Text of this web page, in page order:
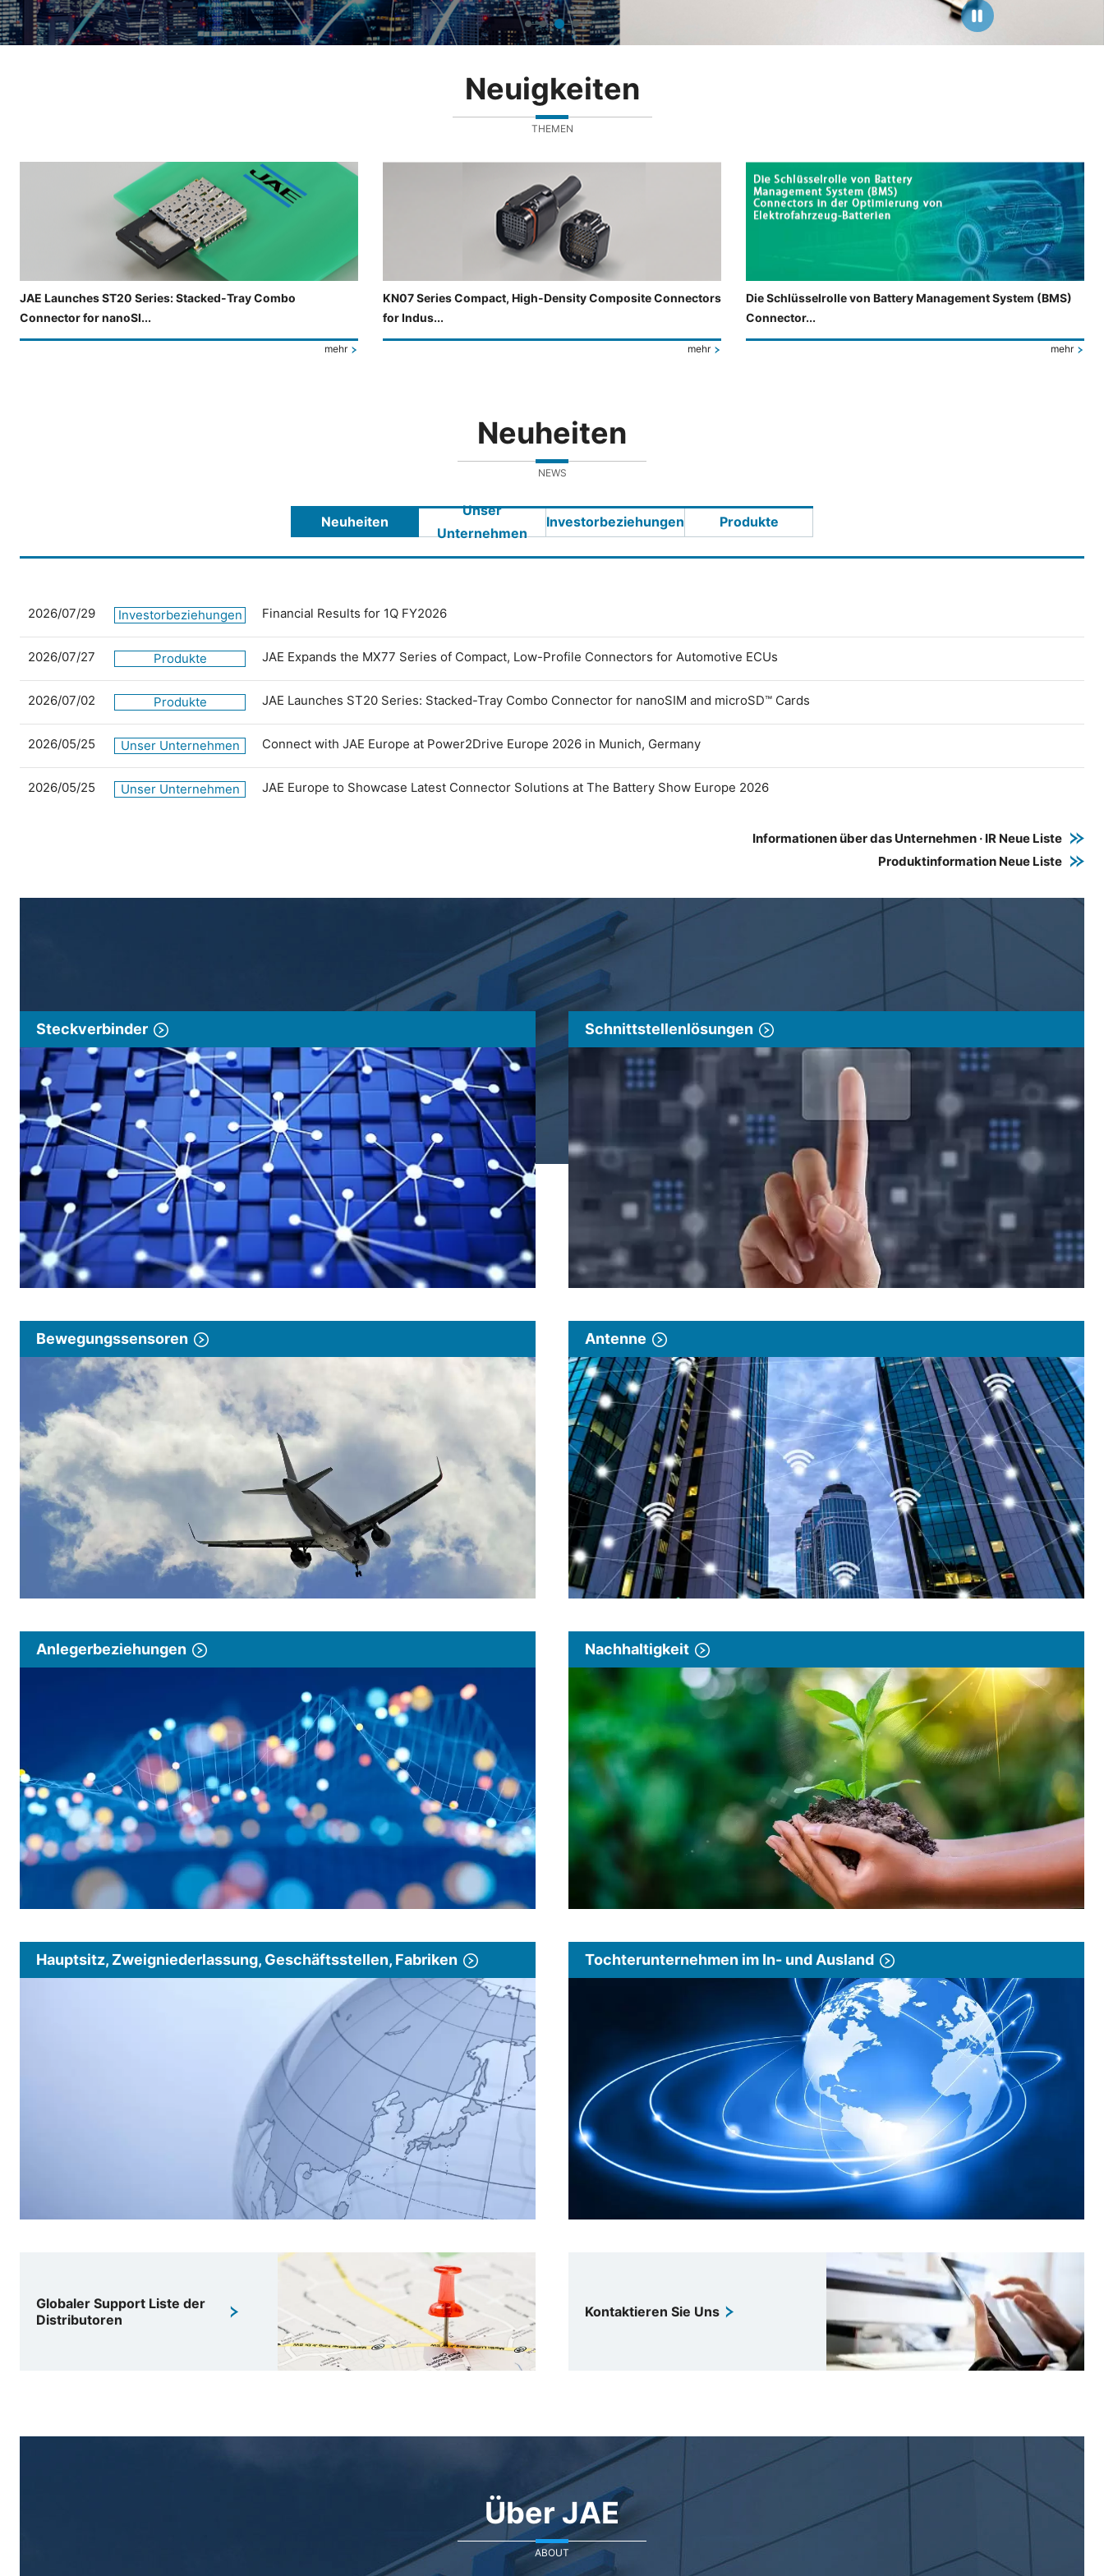
Neuigkeiten
THEMEN
JAE Launches ST20 Series: Stacked-Tray Combo
Connector for nanoSI...
mehr
KN07 Series Compact, High-Density Composite Connectors
for Indus...
mehr
Die Schlüsselrolle von Battery Management System (BMS)
Connector...
mehr
Neuheiten
NEWS
Neuheiten
Unser
Unternehmen
Investorbeziehungen Produkte
2026/07/29 Investorbeziehungen Financial Results for 1Q FY2026
2026/07/27 Produkte JAE Expands the MX77 Series of Compact, Low-Profile Connectors for Automotive ECUs
2026/07/02 Produkte JAE Launches ST20 Series: Stacked-Tray Combo Connector for nanoSIM and microSD™ Cards
2026/05/25 Unser Unternehmen Connect with JAE Europe at Power2Drive Europe 2026 in Munich, Germany
2026/05/25 Unser Unternehmen JAE Europe to Showcase Latest Connector Solutions at The Battery Show Europe 2026
Informationen über das Unternehmen · IR Neue Liste
Produktinformation Neue Liste
Steckverbinder Schnittstellenlösungen
Bewegungssensoren Antenne
Anlegerbeziehungen Nachhaltigkeit
Hauptsitz, Zweigniederlassung, Geschäftsstellen, Fabriken Tochterunternehmen im In- und Ausland
Globaler Support Liste der
Distributoren
Kontaktieren Sie Uns
Über JAE
ABOUT